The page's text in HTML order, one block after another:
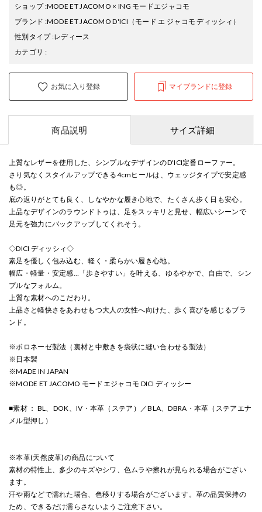
ショップ:MODE ET JACOMO × ING モードエジャコモ
ブランド :MODE ET JACOMO D'ICI （モード エ ジャコモ ディッシィ）
性別タイプ:レディース
カテゴリ :
お気に入り登録 マイブランドに登録
商品説明 サイズ詳細
上質なレザーを使用した、シンプルなデザインのD'ICI定番ローファー。
さり気なくスタイルアップできる4cmヒールは、ウェッジタイプで安定感
も◎。
底の返りがとても良く、しなやかな履き心地で、たくさん歩く日も安心。
上品なデザインのラウンドトゥは、足をスッキリと見せ、幅広いシーンで
足元を強力にバックアップしてくれそう。
◇DICI ディッシィ◇
素足を優しく包み込む、軽く・柔らかい履き心地。
幅広・軽量・安定感…「歩きやすい」を叶える、ゆるやかで、自由で、シン
プルなフォルム。
上質な素材へのこだわり。
上品さと軽快さをあわせもつ大人の女性へ向けた、歩く喜びを感じるブラ
ンド。
※ボロネーゼ製法（裏材と中敷きを袋状に縫い合わせる製法）
※日本製
※MADE IN JAPAN
※MODE ET JACOMO モードエジャコモ DICI ディッシー
■素材 ： BL、DOK、IV・本革（ステア）／BLA、DBRA・本革（ステアエナ
メル型押し）
※本革(天然皮革)の商品について
素材の特性上、多少のキズやシワ、色ムラや擦れが見られる場合がござい
ます。
汗や雨などで濡れた場合、色移りする場合がございます。革の品質保持の
ため、できるだけ濡らさないようご注意下さい。